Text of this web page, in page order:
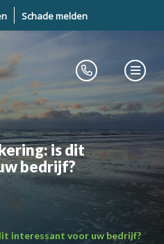
Schade melden
is dit
bedrijf?
interessant voor uw bedrijf?